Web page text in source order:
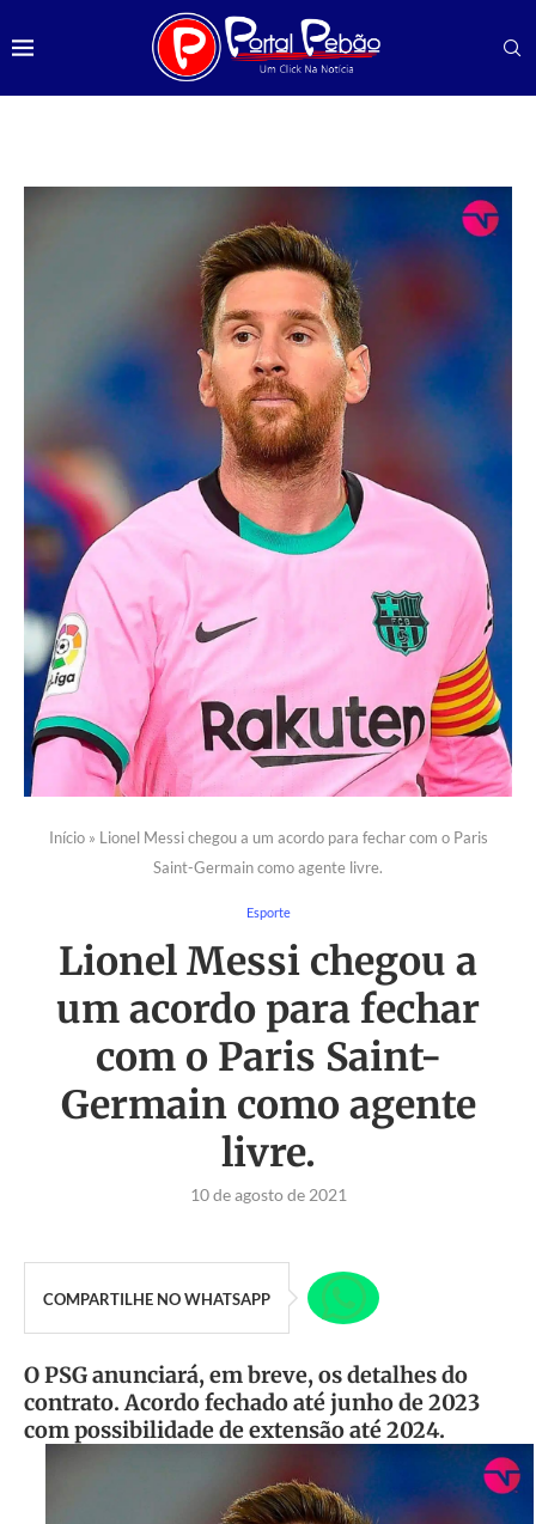
Início» Lionel Messi chegou a um acordo para fechar com o Paris
Saint-Germain como agente livre.
Esporte
Lionel Messi chegou a
um acordo para fechar
com o Paris Saint-
Germain como agente
livre.
10 de agosto de 2021
COMPARTILHE NO WHATSAPP
O PSG anunciará, em breve, os detalhes do
contrato. Acordo fechado até junho de 2023
com possibilidade de extensão até 2024.